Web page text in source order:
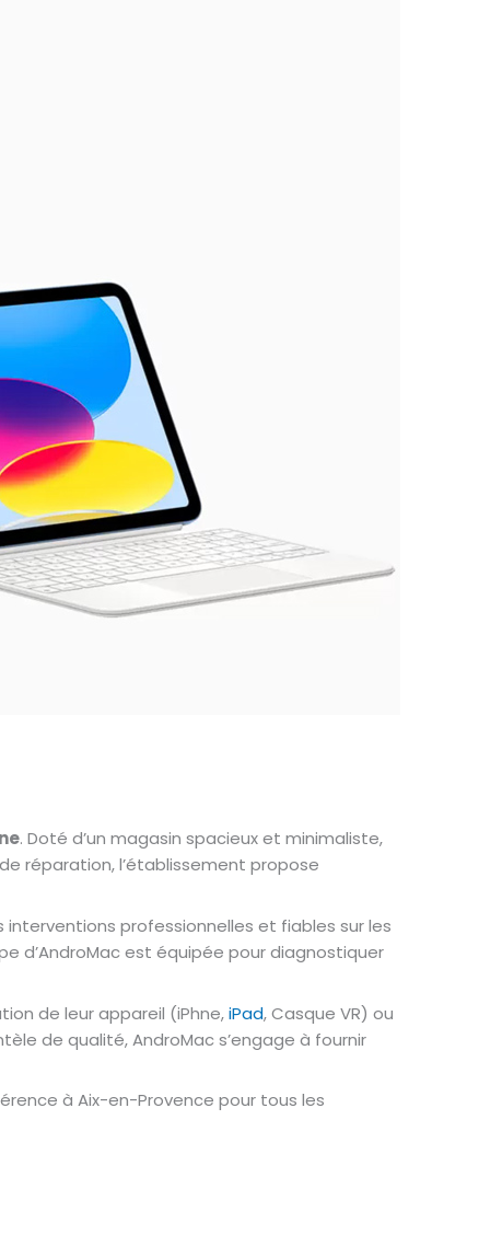
. Doté d’un magasin spacieux et minimaliste,
réparation, l’établissement propose
professionnelles et fiables sur les
d’AndroMac est équipée pour diagnostiquer
de leur appareil (iPhne,iPad, Casque VR) ou
de qualité, AndroMac s’engage à fournir
à Aix-en-Provence pour tous les